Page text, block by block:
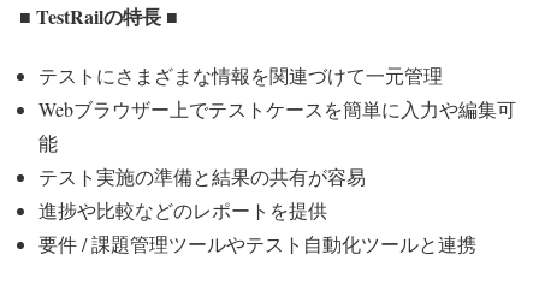
■ TestRailの特長 ■
テストにさまざまな情報を関連づけて一元管理
Webブラウザー上でテストケースを簡単に入力や編集可
能
テスト実施の準備と結果の共有が容易
進捗や比較などのレポートを提供
要件 / 課題管理ツールやテスト自動化ツールと連携